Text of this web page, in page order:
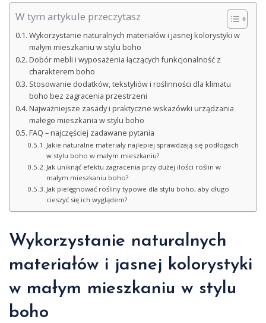
W tym artykule przeczytasz
Wykorzystanie naturalnych materiałów i jasnej kolorystyki w
małym mieszkaniu w stylu boho
Dobór mebli i wyposażenia łączących funkcjonalność z
charakterem boho
Stosowanie dodatków, tekstyliów i roślinności dla klimatu
boho bez zagracenia przestrzeni
Najważniejsze zasady i praktyczne wskazówki urządzania
małego mieszkania w stylu boho
FAQ – najczęściej zadawane pytania
Jakie naturalne materiały najlepiej sprawdzają się podłogach
w stylu boho w małym mieszkaniu?
Jak uniknąć efektu zagracenia przy dużej ilości roślin w
małym mieszkaniu boho?
Jak pielęgnować rośliny typowe dla stylu boho, aby długo
cieszyć się ich wyglądem?
Wykorzystanie naturalnych
materiałów i jasnej kolorystyki
w małym mieszkaniu w stylu
boho